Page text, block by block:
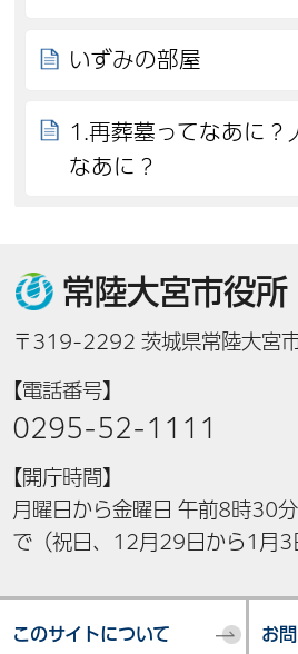
いずみの部屋
1.再葬墓ってなあに？
なあに？
常陸大宮市役所
〒319-2292 茨城県常陸大宮
【電話番号】
0295-52-1111
【開庁時間】
月曜日から金曜日 午前8時30
で（祝日、12月29日から1月3
このサイトについて お